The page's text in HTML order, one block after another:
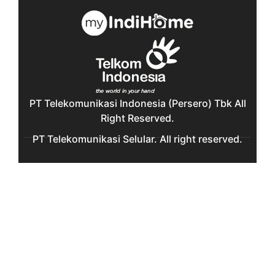
PT Telekomunikasi Indonesia (Persero) Tbk All
Right Reserved.
PT Telekomunikasi Selular. All right reserved.